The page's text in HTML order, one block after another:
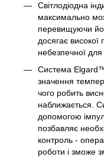
Світлодіодна
максимально
перевищуючи
досягає високої
небезпечної для
Система Elgard™
значення
чого робить
наближається.
допомогою
позбавляє
контроль -
роботи і зможе